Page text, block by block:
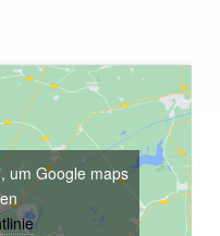
um Google maps